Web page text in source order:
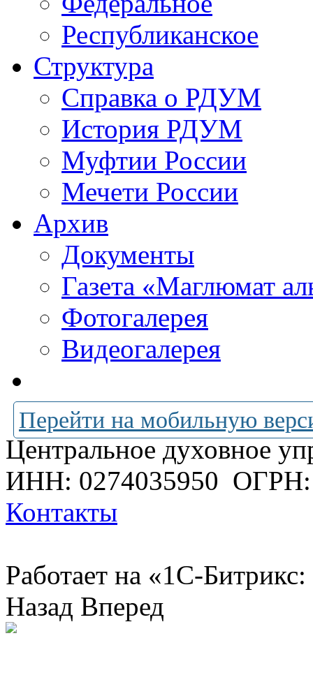
Республиканское
Структура
Справка о РДУМ
История РДУМ
Муфтии России
Мечети России
Архив
Документы
Газета «Маглюмат
Фотогалерея
Видеогалерея
Перейти на мобильную
Центральное духовное
ИНН: 0274035950 ОГРН:
Контакты
Работает на «1С-
Назад Вперед